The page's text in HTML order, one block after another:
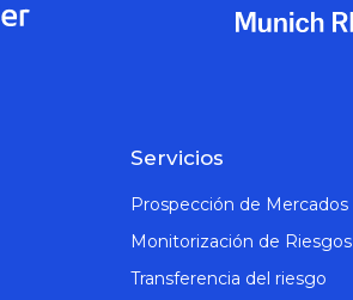
Servicios
Prospección de Mercados
Monitorización de Riesgos
Transferencia del riesgo